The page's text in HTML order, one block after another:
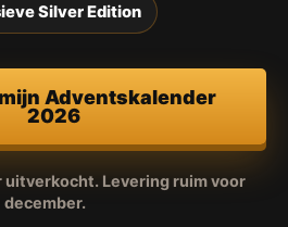
Silver Edition
Adventskalender
2026
uitverkocht. Levering ruim voor
december.